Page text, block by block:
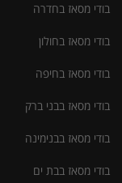
בודי מסאז בחדרה
בודי מסאז בחולון
בודי מסאז בחיפה
בודי מסאז בבני ברק
בודי מסאז בבנימינה
בודי מסאז בבת ים